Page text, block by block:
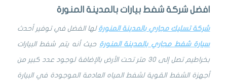
افضل شركة شفط بيارات بالمدينة المنورة
شركة تسليك مجاري بالمدينة المنورة لها الفضل في توفير أحدث
سيارة شفط مجاري بالمدينة المنورة حيث أنه يتم شفط البيارات
بخراطيم تصل إلى 30 متر تحت الأرض بالإضافة لوجود عدد كبير من
أجهزة الشفط القوية لشفط المياه العادمة الموجودة في البيارة